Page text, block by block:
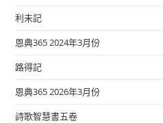
利未記
恩典365 2024年3月份
路得記
恩典365 2026年3月份
詩歌智慧書五卷